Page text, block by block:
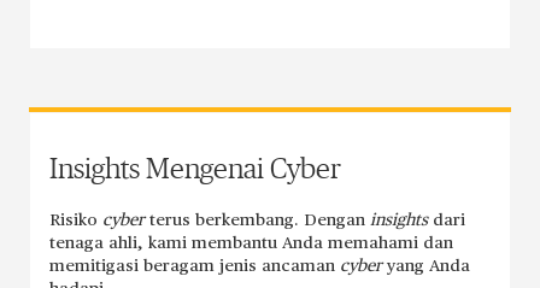
Insights Mengenai Cyber
Risiko cyberterus berkembang. Dengan insightsdari
tenaga ahli, kami membantu Anda memahami dan
memitigasi beragam jenis ancaman cyberyang Anda